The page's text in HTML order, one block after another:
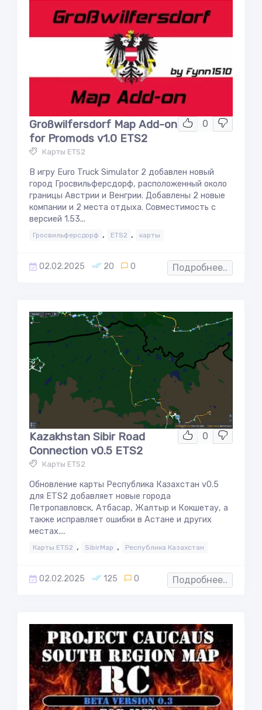
0
Großwilfersdorf Map Add-on
for Promods v1.0 ETS2
Карты ETS2
В игру Euro Truck Simulator 2 добавлен новый
город Гросвильферсдорф, расположенный около
границы Австрии и Венгрии. Добавлены 2 новые
компании и 2 места отдыха. Совместимость с
версией 1.53...
Гросвильферсдорф , ETS2 , карты
02.02.2025 20 0 Подробнее..
0
Kazakhstan Sibir Road
Connection v0.5 ETS2
Карты ETS2
Обновление карты Республика Казахстан v0.5
для ETS2 добавляет новые города
Петропавловск, Атбасар, Жалтыр и Кокшетау, а
также исправляет ошибки в Астане и других
местах....
Карты ETS2 , SibirMap , Республика Казахстан
02.02.2025 125 0 Подробнее..